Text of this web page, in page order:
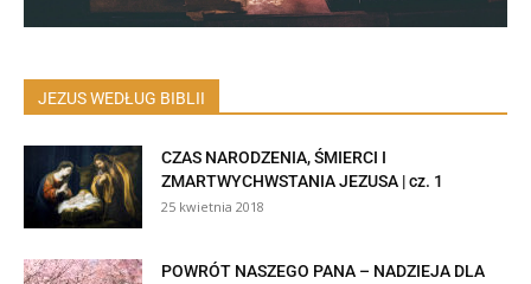
JEZUS WEDŁUG BIBLII
CZAS NARODZENIA, ŚMIERCI I
ZMARTWYCHWSTANIA JEZUSA | cz. 1
25 kwietnia 2018
POWRÓT NASZEGO PANA – NADZIEJA DLA